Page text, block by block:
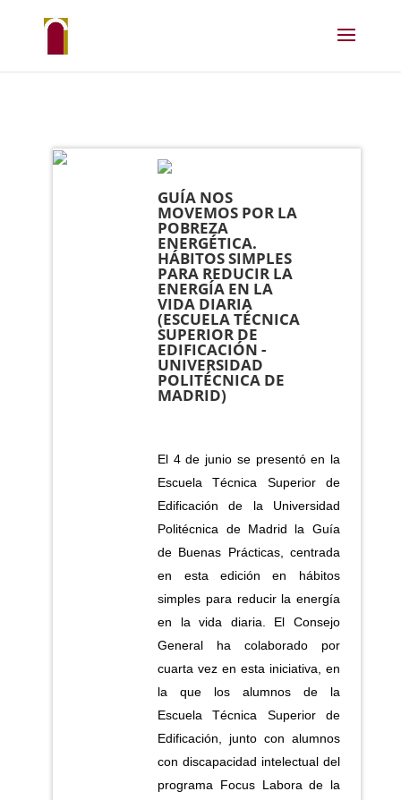
GUÍA NOS
MOVEMOS POR LA
POBREZA
ENERGÉTICA.
HÁBITOS SIMPLES
PARA REDUCIR LA
ENERGÍA EN LA
VIDA DIARIA
(ESCUELA TÉCNICA
SUPERIOR DE
EDIFICACIÓN -
UNIVERSIDAD
POLITÉCNICA DE
MADRID)
El 4 de junio se presentó en la
Escuela Técnica Superior de
Edificación de la Universidad
Politécnica de Madrid la Guía
de Buenas Prácticas, centrada
en esta edición en hábitos
simples para reducir la energía
en la vida diaria. El Consejo
General ha colaborado por
cuarta vez en esta iniciativa, en
la que los alumnos de la
Escuela Técnica Superior de
Edificación, junto con alumnos
con discapacidad intelectual del
programa Focus Labora de la